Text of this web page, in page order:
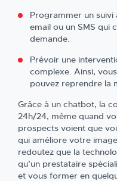
Programmer un suivi
email ou un SMS qui
demande.
Prévoir une
complexe. Ainsi,
pouvez reprendre la
Grâce à un chatbot, la
24h/24, même quand
prospects voient que
qui améliore votre
redoutez que la
qu’un prestataire
et vous former en